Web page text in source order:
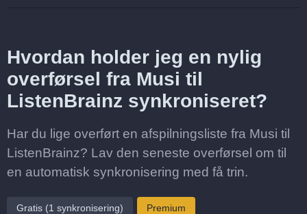
Hvordan holder jeg en nylig
overførsel fra Musi til
ListenBrainz synkroniseret?
Har du lige overført en afspilningsliste fra Musi til
ListenBrainz? Lav den seneste overførsel om til
en automatisk synkronisering med få trin.
Gratis (1 synkronisering) Premium